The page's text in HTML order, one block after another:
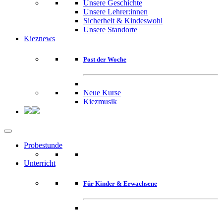
Unsere Geschichte
Unsere Lehrer:innen
Sicherheit & Kindeswohl
Unsere Standorte
Kieznews
Post der Woche
Neue Kurse
Kiezmusik
Probestunde
Unterricht
Für Kinder & Erwachsene